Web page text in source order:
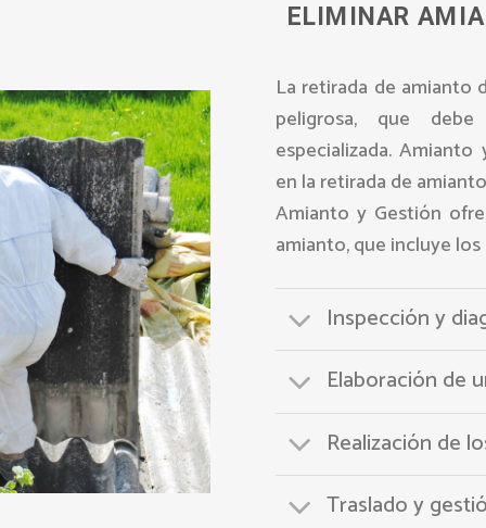
ELIMINAR
La retirada de amianto
peligrosa, que
especializada.
en la retirada de
Amianto y Gestión
amianto, que incluye
Inspección y
Elaboración de
Realización de
Traslado y